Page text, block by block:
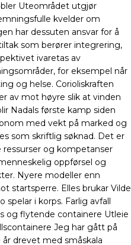
Uteområdet utgjør
kvelder om
har dessuten ansvar for å
som berører integrering,
ivaretas av
for eksempel når
og helse. Corioliskraften
av mot høyre slik at vinden
Nadals første kamp siden
med vekt på marked og
som skriftlig søknad. Det er
og kompetanser
oppførsel og
Nyere modeller enn
startsperre. Elles brukar Vilde
i korps. Farlig avfall
og flytende containere Utleie
Jeg har gått på
drevet med småskala